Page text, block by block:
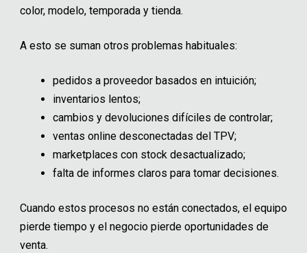
color, modelo, temporada y tienda.
A esto se suman otros problemas habituales:
pedidos a proveedor basados en intuición;
inventarios lentos;
cambios y devoluciones difíciles de controlar;
ventas online desconectadas del TPV;
marketplaces con stock desactualizado;
falta de informes claros para tomar decisiones.
Cuando estos procesos no están conectados, el equipo
pierde tiempo y el negocio pierde oportunidades de
venta.